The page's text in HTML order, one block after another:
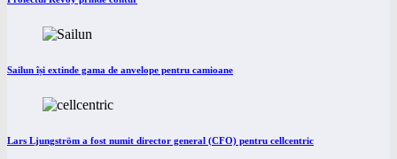
Sailun își extinde gama de anvelope pentru camioane
Lars Ljungström a fost numit director general (CFO) pentru cellcentric